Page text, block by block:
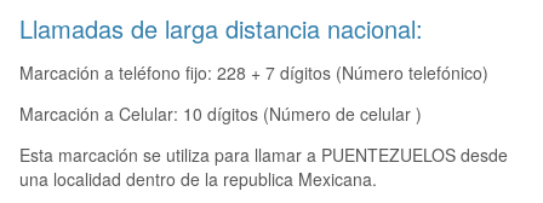
Llamadas de larga distancia nacional:
Marcación a teléfono fijo: 228 + 7 dígitos (Número telefónico)
Marcación a Celular: 10 dígitos (Número de celular )
Esta marcación se utiliza para llamar a PUENTEZUELOS desde
una localidad dentro de la republica Mexicana.